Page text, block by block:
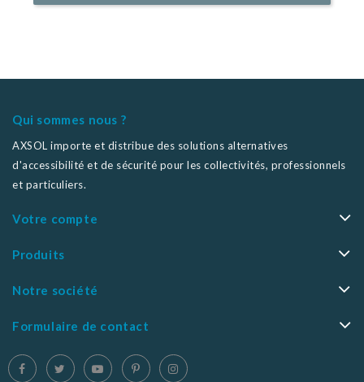
Qui sommes nous ?
AXSOL importe et distribue des solutions alternatives
d'accessibilité et de sécurité pour les collectivités, professionnels
et particuliers.
Votre compte
Produits
Notre société
Formulaire de contact